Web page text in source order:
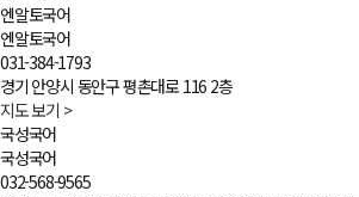
엔알토국어
엔알토국어
031-384-1793
경기 안양시 동안구 평촌대로 116 2층
지도 보기 >
국성국어
국성국어
032-568-9565